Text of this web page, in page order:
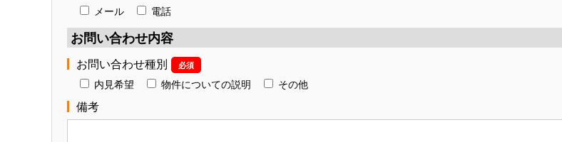
メール 電話
お問い合わせ内容
お問い合わせ種別 必須
内見希望 物件についての説明 その他
備考